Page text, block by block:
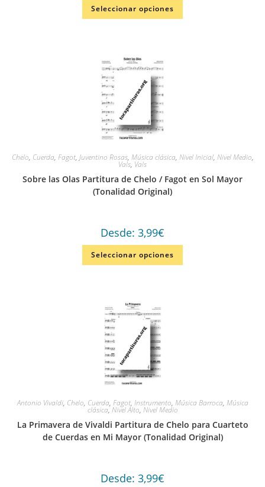
Seleccionar opciones
Chelo, Cuerda, Fagot, Juventino Rosas, Música clásica, Nivel Inicial, Nivel Medio,
Vals, Vals
Sobre las Olas Partitura de Chelo / Fagot en Sol Mayor
(Tonalidad Original)
Desde: 3,99€
Seleccionar opciones
Antonio Vivaldi, Chelo, Cuerda, Fagot, Instrumento, Música Barroca, Música
clásica,Nivel Alto, Nivel Medio
La Primavera de Vivaldi Partitura de Chelo para Cuarteto
de Cuerdas en Mi Mayor (Tonalidad Original)
Desde: 3,99€